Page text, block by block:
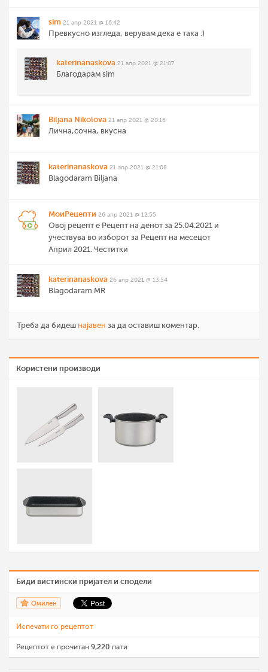
sim 21 апр 2021 @ 16:42
Превкусно изгледа, верувам дека е така :)
katerinanaskova 21 апр 2021 @ 21:07
Благодарам sim
Biljana Nikolova 21 апр 2021 @ 20:16
Лична,сочна, вкусна
katerinanaskova 21 апр 2021 @ 21:08
Blagodaram Biljana
МоиРецепти 26 апр 2021 @ 12:55
Овој рецепт е Рецепт на денот за 25.04.2021 и
учествува во изборот за Рецепт на месецот
Април 2021. Честитки
katerinanaskova 26 апр 2021 @ 13:54
Blagodaram MR
Треба да бидеш најавен за да оставиш коментар.
Користени производи
Биди вистински пријател и сподели
Омилен
Испечати го рецептот
Рецептот е прочитан 9,220 пати